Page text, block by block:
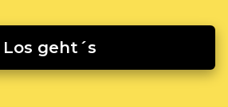
Los geht´s